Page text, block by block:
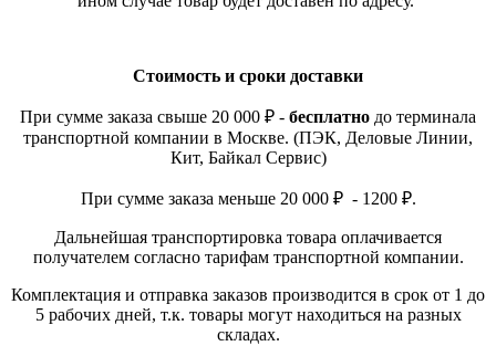
Стоимость и сроки доставки
При сумме заказа свыше 20 000 ₽ - бесплатно до терминала
транспортной компании в Москве. (ПЭК, Деловые Линии,
Кит, Байкал Сервис)
При сумме заказа меньше 20 000 ₽ - 1200 ₽.
Дальнейшая транспортировка товара оплачивается
получателем согласно тарифам транспортной компании.
Комплектация и отправка заказов производится в срок от 1 до
5 рабочих дней, т.к. товары могут находиться на разных
складах.